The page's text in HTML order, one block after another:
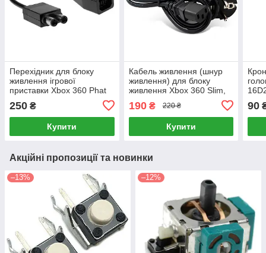
Перехідник для блоку
живлення ігрової
приставки Xbox 360 Phat
250 ₴
Купити
Кабель живлення (шнур
живлення) для блоку
живлення Xbox 360 Slim,
190₴ 220 ₴
Купити
90
Акційні пропозиції та новинки
–13% –12%